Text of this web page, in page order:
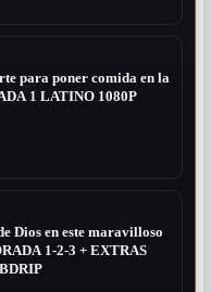
para poner comida en la
1 LATINO 1080P
Dios en este maravilloso
1-2-3 + EXTRAS